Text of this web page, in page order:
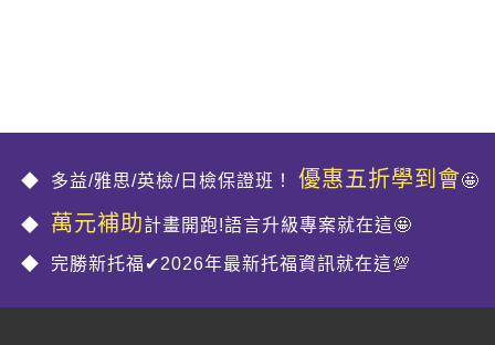
多益/雅思/英檢/日檢保證班！ 優惠五折學到會🤩
萬元補助計畫開跑!語言升級專案就在這🤩
完勝新托福✔2026年最新托福資訊就在這💯